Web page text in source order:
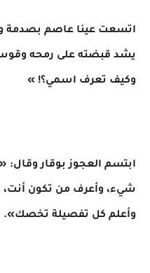
اتسعت عينا عاصم بصدمة
يشد قبضته على رمحه
وكيف تعرف اسمي؟! »
ابتسم العجوز بوقار وقال:
شيء، وأعرف من تكون أنت،
وأعلم كل تفصيلة تخصك».